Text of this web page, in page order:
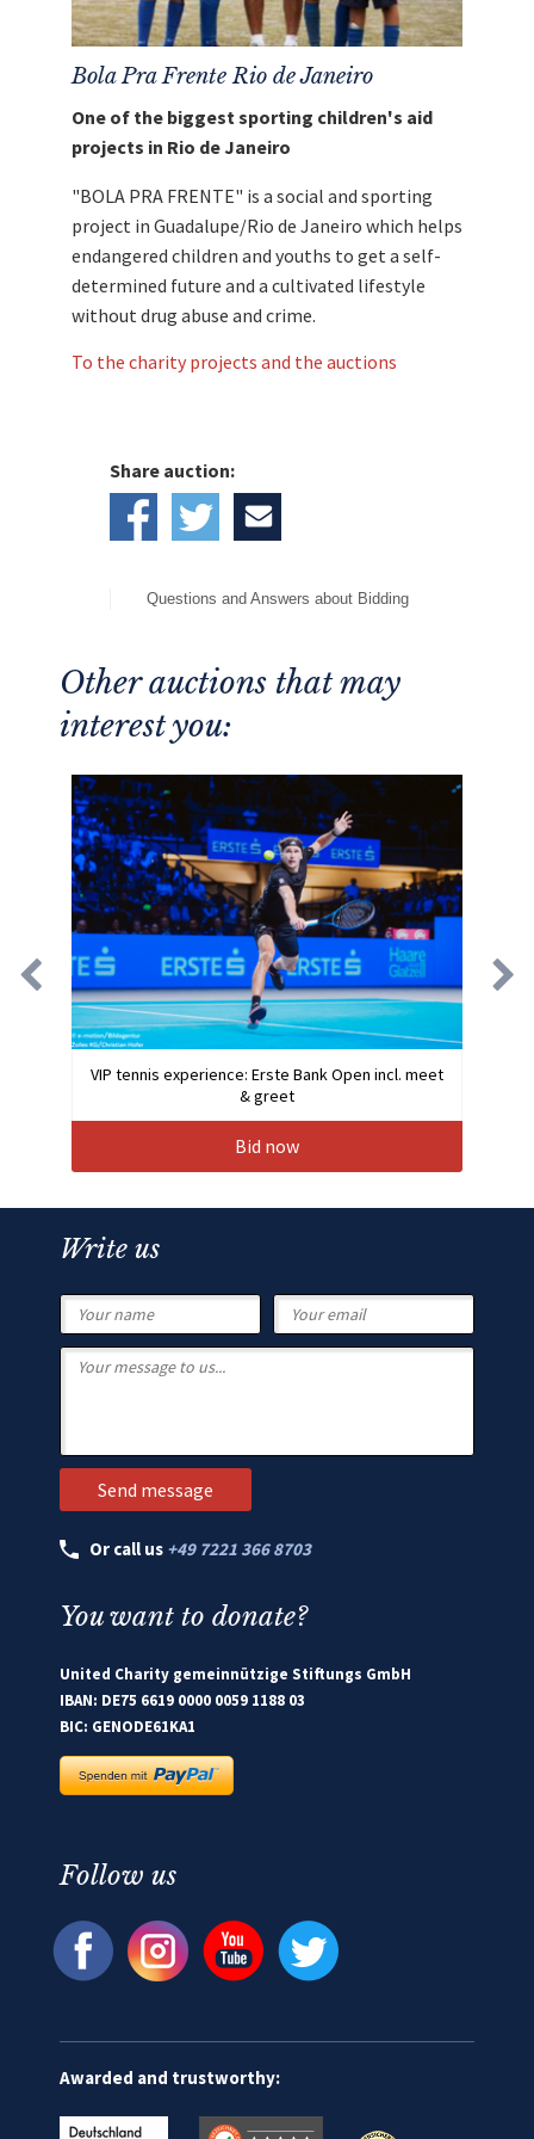
Bola Pra Frente Rio de Janeiro
One of the biggest sporting children's aid
projects in Rio de Janeiro
"BOLA PRA FRENTE" is a social and sporting
project in Guadalupe/Rio de Janeiro which helps
endangered children and youths to get a self-
determined future and a cultivated lifestyle
without drug abuse and crime.
To the charity projects and the auctions
Share auction:
Questions and Answers about Bidding
Other auctions that may
interest you:
VIP tennis experience: Erste Bank Open incl. meet
& greet
Bid now
Write us
Or call us +49 7221 366 8703
You want to donate?
United Charity gemeinnützige Stiftungs GmbH
IBAN: DE75 6619 0000 0059 1188 03
BIC: GENODE61KA1
Follow us
Awarded and trustworthy: